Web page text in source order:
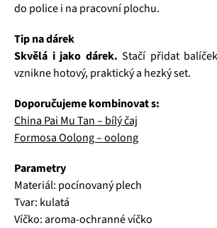
do police i na pracovní plochu.
Tip na dárek
Skvělá i jako dárek. Stačí přidat
vznikne hotový, praktický a hezký set.
Doporučujeme kombinovat s:
China Pai Mu Tan – bílý čaj
Formosa Oolong – oolong
Parametry
Materiál: pocínovaný plech
Tvar: kulatá
Víčko: aroma-ochranné víčko